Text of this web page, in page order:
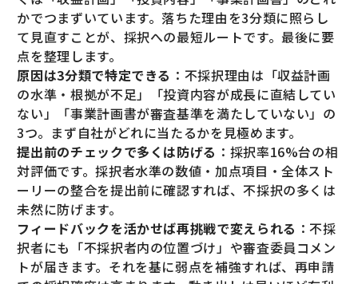
かでつまずいています。落ちた理由を3分類に照らし
て見直すことが、採択への最短ルートです。最後に要
点を整理します。
原因は3分類で特定できる ：不採択理由は「収益計画
の水準・根拠が不足」「投資内容が成長に直結してい
ない」「事業計画書が審査基準を満たしていない」の
3つ。まず自社がどれに当たるかを見極めます。
提出前のチェックで多くは防げる ：採択率16%台の相
対評価です。採択者水準の数値・加点項目・全体スト
ーリーの整合を提出前に確認すれば、不採択の多くは
未然に防げます。
フィードバックを活かせば再挑戦で変えられる ：不採
択者にも「不採択者内の位置づけ」や審査委員コメン
トが届きます。それを基に弱点を補強すれば、再申請